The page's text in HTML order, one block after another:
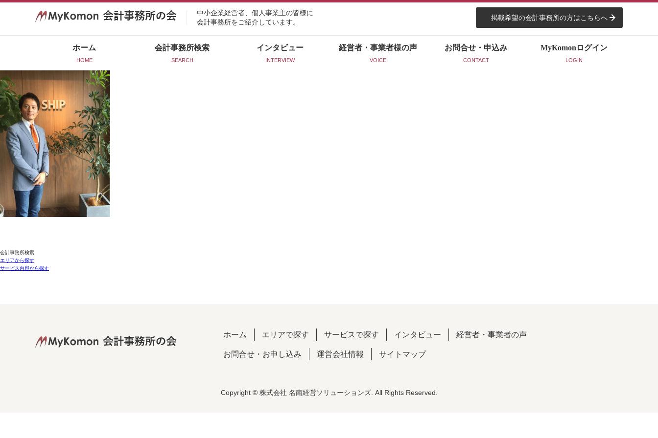
中小企業経営者、個人事業主の皆様に
会計事務所をご紹介しています。
掲載希望の会計事務所の方はこちらへ
ホーム
HOME
会計事務所検索
SEARCH
インタビュー
INTERVIEW
経営者・事業者様の声
VOICE
お問合せ・申込み
CONTACT
MyKomon ログイン
LOGIN
会計事務所検索
エリアから探す
サービス内容から探す
ホーム エリアで探す サービスで探す インタビュー 経営者・事業者の声
お問合せ・お申し込み 運営会社情報 サイトマップ
Copyright © 株式会社 名南経営ソリューションズ. All Rights Reserved.